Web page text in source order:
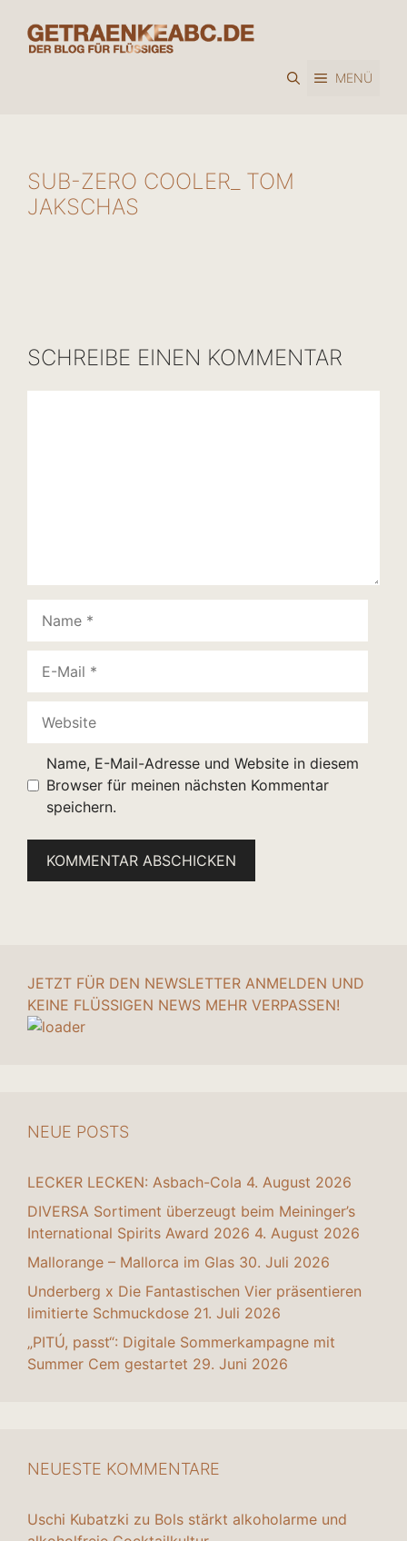
Inhalt
springen
MENÜ
SUB-ZERO COOLER_ TOM
JAKSCHAS
SCHREIBE EINEN KOMMENTAR
Mail
Name, E-Mail-Adresse und Website in diesem
Browser für meinen nächsten Kommentar
speichern.
JETZT FÜR DEN NEWSLETTER ANMELDEN UND
KEINE FLÜSSIGEN NEWS MEHR VERPASSEN!
NEUE POSTS
LECKER LECKEN: Asbach-Cola 4. August 2026
DIVERSA Sortiment überzeugt beim Meininger’s
International Spirits Award 2026 4. August 2026
Mallorange – Mallorca im Glas 30. Juli 2026
Underberg x Die Fantastischen Vier präsentieren
limitierte Schmuckdose 21. Juli 2026
„PITÚ, passt“: Digitale Sommerkampagne mit
Summer Cem gestartet 29. Juni 2026
NEUESTE KOMMENTARE
Uschi Kubatzki zu Bols stärkt alkoholarme und